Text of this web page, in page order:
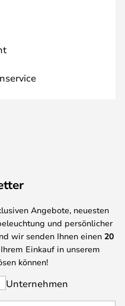
Angebote, neuesten
und persönlicher
wir senden Ihnen einen 20
Einkauf in unserem
können!
Unternehmen